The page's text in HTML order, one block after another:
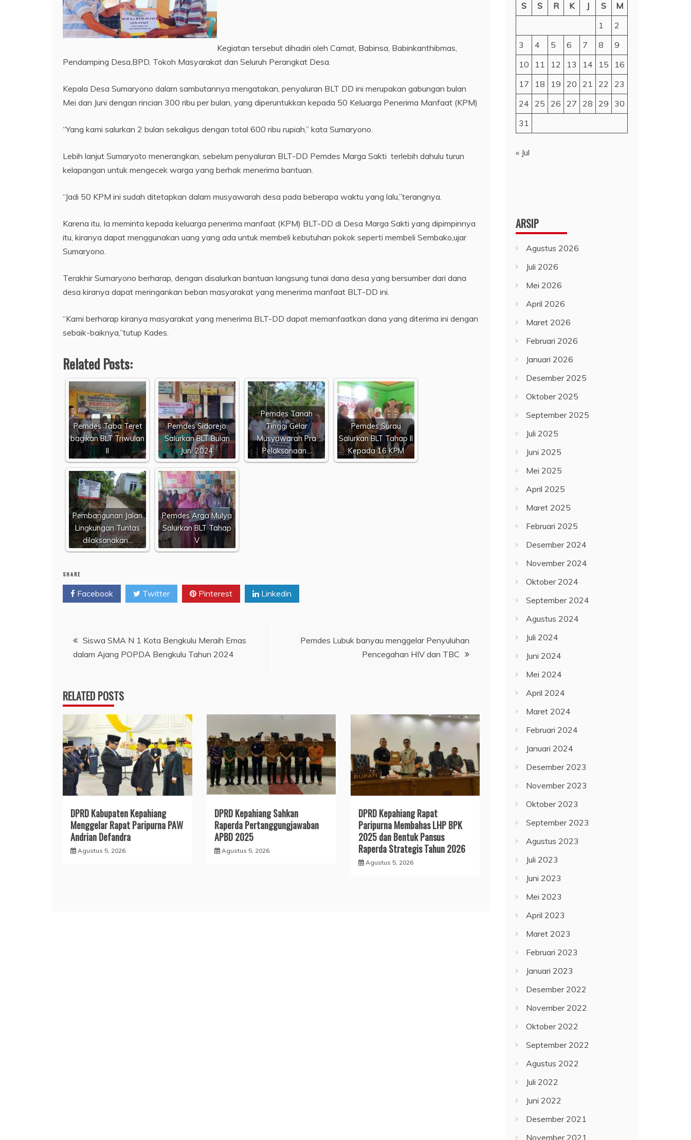
Kegiatan tersebut dihadiri oleh Camat, Babinsa, Babinkanthibmas,
Pendamping Desa,BPD, Tokoh Masyarakat dan Seluruh Perangkat Desa.
Kepala Desa Sumaryono dalam sambutannya mengatakan, penyaluran BLT DD ini merupakan gabungan bulan
Mei dan Juni dengan rincian 300 ribu per bulan, yang diperuntukkan kepada 50 Keluarga Penerima Manfaat (KPM)
“Yang kami salurkan 2 bulan sekaligus dengan total 600 ribu rupiah,” kata Sumaryono.
Lebih lanjut Sumaryoto menerangkan, sebelum penyaluran BLT-DD Pemdes Marga Sakti terlebih dahulu turun
kelapangan untuk mengecek warga yang berhak menerima bantuan.
“Jadi 50 KPM ini sudah ditetapkan dalam musyawarah desa pada beberapa waktu yang lalu,”terangnya.
Karena itu, Ia meminta kepada keluarga penerima manfaat (KPM) BLT-DD di Desa Marga Sakti yang dipimpinnya
itu, kiranya dapat menggunakan uang yang ada untuk membeli kebutuhan pokok seperti membeli Sembako,ujar
Sumaryono.
Terakhir Sumaryono berharap, dengan disalurkan bantuan langsung tunai dana desa yang bersumber dari dana
desa kiranya dapat meringankan beban masyarakat yang menerima manfaat BLT-DD ini.
“Kami berharap kiranya masyarakat yang menerima BLT-DD dapat memanfaatkan dana yang diterima ini dengan
sebaik-baiknya,”tutup Kades.
Related Posts:
Pemdes Taba Teret
bagikan BLT Triwulan
II
Pemdes Sidorejo
Salurkan BLT Bulan
Juni 2024
Pemdes Tanah
Tinggi Gelar
Musyawarah Pra
Pelaksanaan…
Pemdes Surau
Salurkan BLT Tahap II
Kepada 16 KPM
Pembangunan Jalan
Lingkungan Tuntas
dilaksanakan…
Pemdes Arga Mulya
Salurkan BLT Tahap
V
SHARE
Facebook Twitter Pinterest Linkedin
Navigasi
pos
Siswa SMA N 1 Kota Bengkulu Meraih Emas
dalam Ajang POPDA Bengkulu Tahun 2024
Pemdes Lubuk banyau menggelar Penyuluhan
Pencegahan HIV dan TBC
RELATED POSTS
DPRD Kabupaten Kepahiang
Menggelar Rapat Paripurna PAW
Andrian Defandra
Agustus 5, 2026
DPRD Kepahiang Sahkan
Raperda Pertanggungjawaban
APBD 2025
Agustus 5, 2026
DPRD Kepahiang Rapat
Paripurna Membahas LHP BPK
2025 dan Bentuk Pansus
Raperda Strategis Tahun 2026
Agustus 5, 2026
S
S R K J S
M
1
2
3
4 5 6 7 8
9
10
11 12 13 14 15
16
17
18 19 20 21 22
23
24
25 26 27 28 29
30
31
« Jul
ARSIP
Agustus 2026
Juli 2026
Mei 2026
April 2026
Maret 2026
Februari 2026
Januari 2026
Desember 2025
Oktober 2025
September 2025
Juli 2025
Juni 2025
Mei 2025
April 2025
Maret 2025
Februari 2025
Desember 2024
November 2024
Oktober 2024
September 2024
Agustus 2024
Juli 2024
Juni 2024
Mei 2024
April 2024
Maret 2024
Februari 2024
Januari 2024
Desember 2023
November 2023
Oktober 2023
September 2023
Agustus 2023
Juli 2023
Juni 2023
Mei 2023
April 2023
Maret 2023
Februari 2023
Januari 2023
Desember 2022
November 2022
Oktober 2022
September 2022
Agustus 2022
Juli 2022
Juni 2022
Desember 2021
November 2021